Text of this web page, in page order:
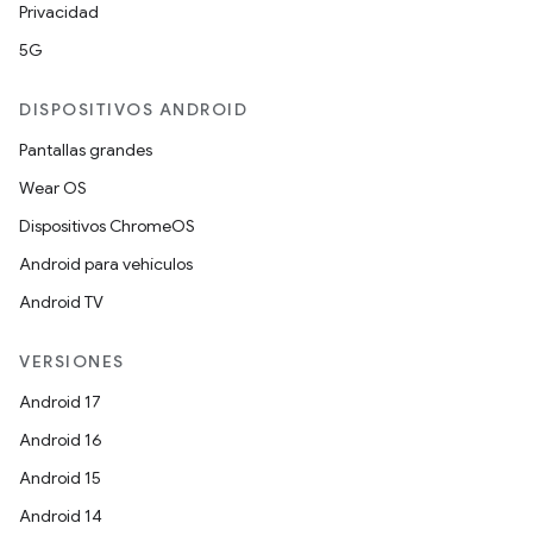
Privacidad
5G
DISPOSITIVOS ANDROID
Pantallas grandes
Wear OS
Dispositivos ChromeOS
Android para vehículos
Android TV
VERSIONES
Android 17
Android 16
Android 15
Android 14